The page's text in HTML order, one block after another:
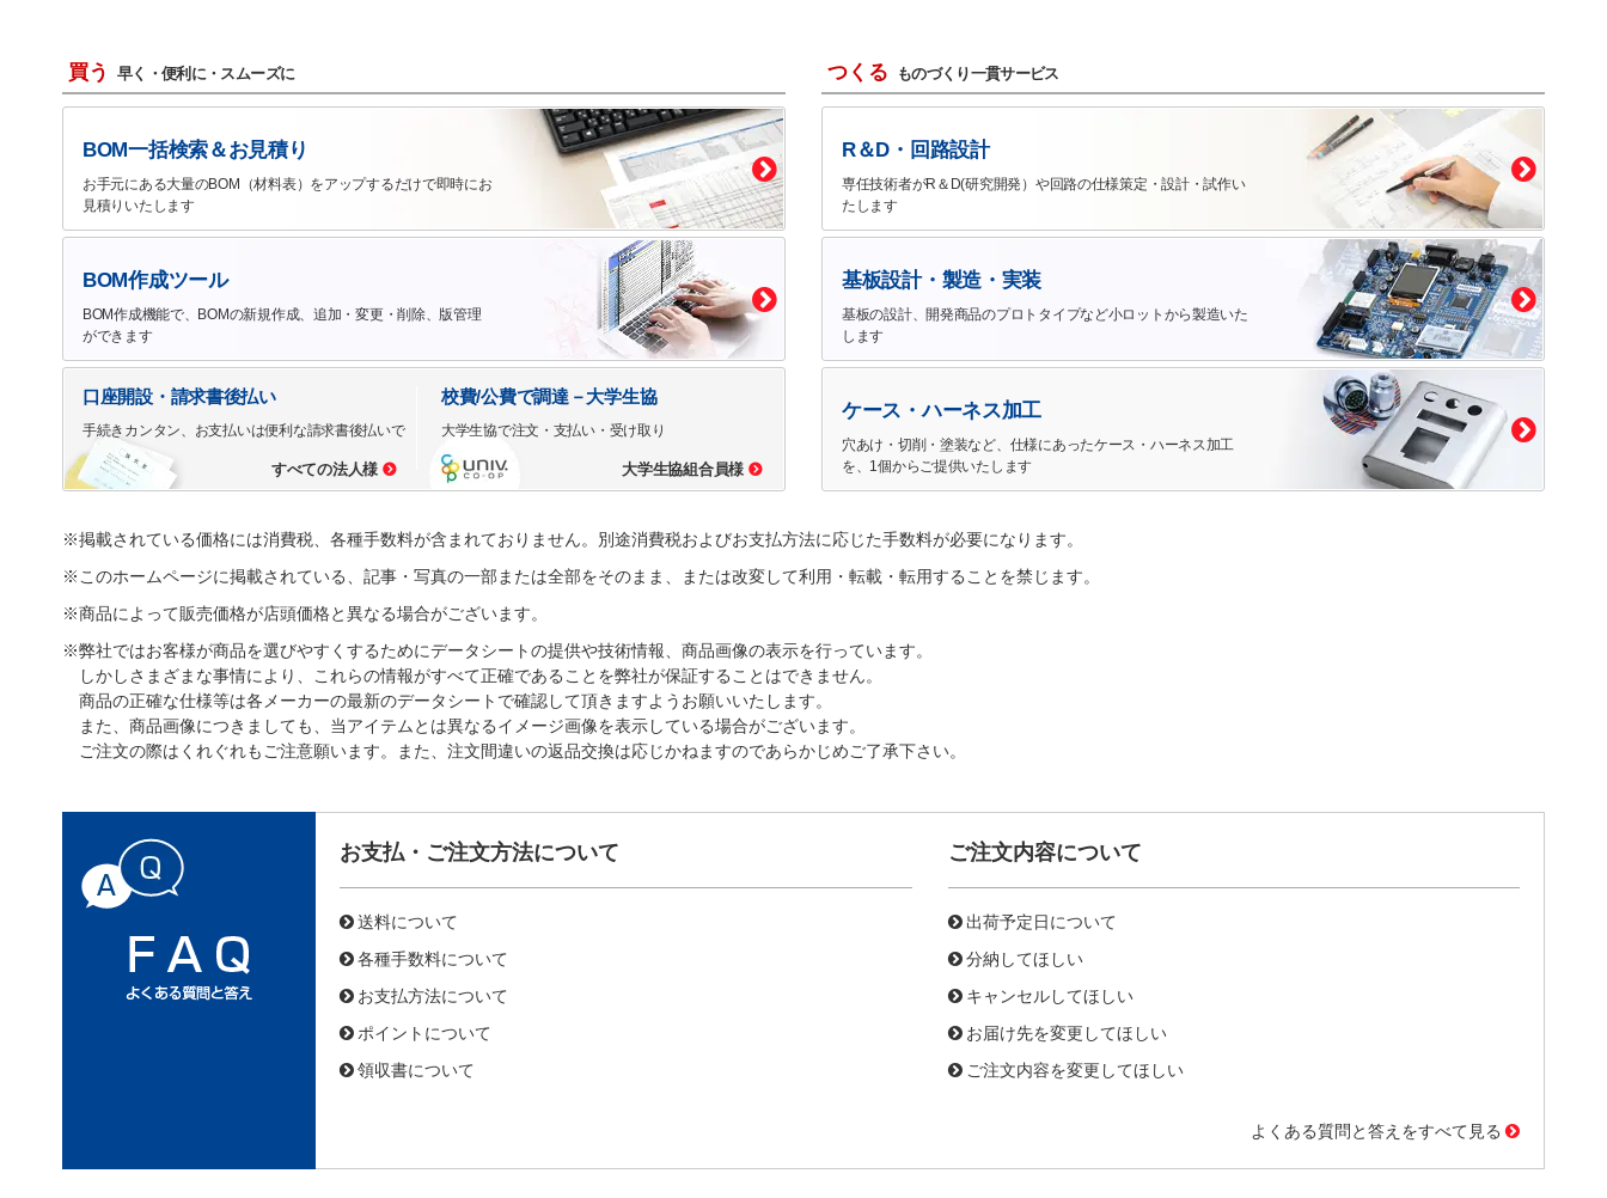
買う 早く・便利に・スムーズに
BOM一括検索＆お見積り
お手元にある大量のBOM（材料表）をアップするだけで即時にお
見積りいたします
BOM作成ツール
BOM作成機能で、BOMの新規作成、追加・変更・削除、版管理
ができます
口座開設・請求書後払い
手続きカンタン、お支払いは便利な請求書後払いで
すべての法人様
校費/公費で調達－大学生協
大学生協で注文・支払い・受け取り
大学生協組合員様
つくる ものづくり一貫サービス
R＆D・回路設計
専任技術者がR＆D(研究開発）や回路の仕様策定・設計・試作い
たします
基板設計・製造・実装
基板の設計、開発商品のプロトタイプなど小ロットから製造いた
します
ケース・ハーネス加工
穴あけ・切削・塗装など、仕様にあったケース・ハーネス加工
を、1個からご提供いたします
※掲載されている価格には消費税、各種手数料が含まれておりません。別途消費税およびお支払方法に応じた手数料が必要になります。
※このホームページに掲載されている、記事・写真の一部または全部をそのまま、または改変して利用・転載・転用することを禁じます。
※商品によって販売価格が店頭価格と異なる場合がございます。
※弊社ではお客様が商品を選びやすくするためにデータシートの提供や技術情報、商品画像の表示を行っています。
しかしさまざまな事情により、これらの情報がすべて正確であることを弊社が保証することはできません。
商品の正確な仕様等は各メーカーの最新のデータシートで確認して頂きますようお願いいたします。
また、商品画像につきましても、当アイテムとは異なるイメージ画像を表示している場合がございます。
ご注文の際はくれぐれもご注意願います。また、注文間違いの返品交換は応じかねますのであらかじめご了承下さい。
お支払・ご注文方法について
送料について
各種手数料について
お支払方法について
ポイントについて
領収書について
ご注文内容について
出荷予定日について
分納してほしい
キャンセルしてほしい
お届け先を変更してほしい
ご注文内容を変更してほしい
よくある質問と答えをすべて見る